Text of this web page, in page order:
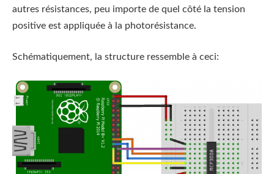
autres résistances, peu importe de quel côté la tension
positive est appliquée à la photorésistance.
Schématiquement, la structure ressemble à ceci: